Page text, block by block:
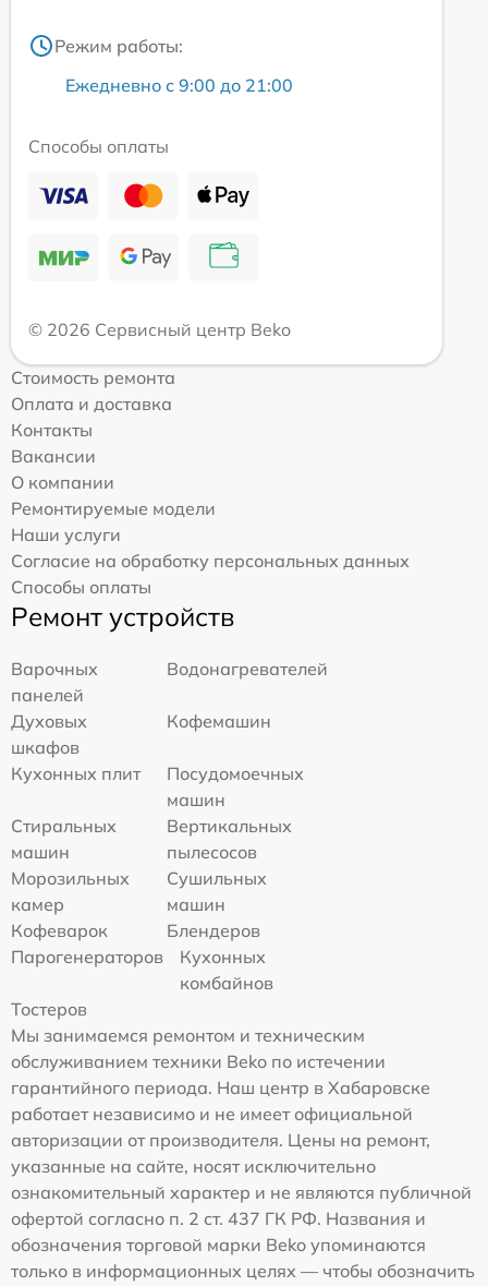
Режим работы:
Ежедневно с 9:00 до 21:00
Способы оплаты
© 2026 Сервисный центр Beko
Стоимость ремонта
Оплата и доставка
Контакты
Вакансии
О компании
Ремонтируемые модели
Наши услуги
Согласие на обработку персональных данных
Способы оплаты
Ремонт устройств
Варочных
панелей
Водонагревателей
Духовых
шкафов
Кофемашин
Кухонных плит
Посудомоечных
машин
Стиральных
машин
Вертикальных
пылесосов
Морозильных
камер
Сушильных
машин
Кофеварок
Блендеров
Парогенераторов
Кухонных
комбайнов
Тостеров
Мы занимаемся ремонтом и техническим
обслуживанием техники Beko по истечении
гарантийного периода. Наш центр в Хабаровске
работает независимо и не имеет официальной
авторизации от производителя. Цены на ремонт,
указанные на сайте, носят исключительно
ознакомительный характер и не являются публичной
офертой согласно п. 2 ст. 437 ГК РФ. Названия и
обозначения торговой марки Beko упоминаются
только в информационных целях — чтобы обозначить